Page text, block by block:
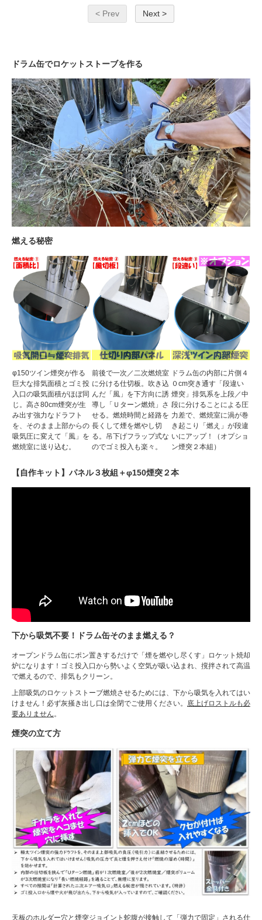
< Prev Next >
ドラム缶でロケットストーブを作る
燃える秘密
φ150ツイン煙突が作る
巨大な排気面積とゴミ投
入口の吸気面積がほぼ同
じ。高さ80cm煙突が生
み出す強力なドラフト
を、そのまま上部からの
吸気圧に変えて「風」を
燃焼室に送り込む。
前後で一次／二次燃焼室
に分ける仕切板。吹き込
んだ「風」を下方向に誘
導し「Ｕターン燃焼」さ
せる。燃焼時間と経路を
長くして煙を燃やし切
る。吊下げフラップ式な
のでゴミ投入も楽々。
ドラム缶の内部に片側４
０cm突き通す「段違い
煙突」排気系を上段／中
段に分けることによる圧
力差で、燃焼室に渦が巻
き起こり「燃え」が段違
いにアップ！（オプショ
ン煙突２本組）
【自作キット】パネル３枚組＋φ150煙突２本
下から吸気不要！ドラム缶そのまま燃える？
オープンドラム缶にポン置きするだけで「煙を燃やし尽くす」ロケット焼却
炉になります！ゴミ投入口から勢いよく空気が吸い込まれ、撹拌されて高温
で燃えるので、排気もクリーン。
上部吸気のロケットストーブ燃焼させるためには、下から吸気を入れてはい
けません！必ず灰掻き出し口は全閉でご使用ください。 底上げロストルも必
要ありません。
煙突の立て方
天板のホルダー穴と煙突ジョイント蛇腹が接触して「弾力で固定」される仕